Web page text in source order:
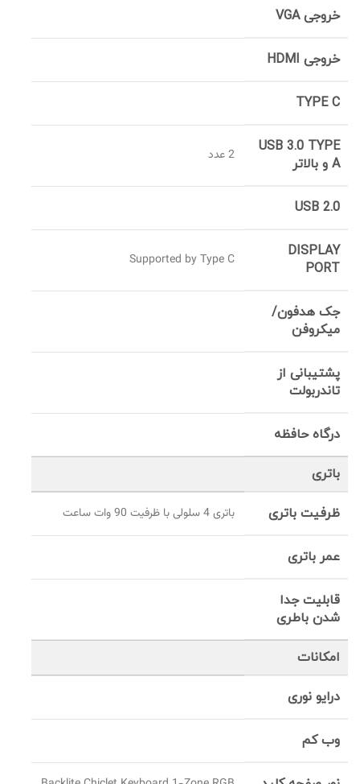
خروجی VGA
خروجی HDMI
TYPE C
USB 3.0 TYPE
A و بالاتر
2 عدد
USB 2.0
DISPLAY
PORT
Supported by Type C
جک هدفون/
میکروفن
پشتیبانی از
تاندربولت
درگاه حافظه
باتری
ظرفیت باتری باتری 4 سلولی با ظرفیت 90 وات‌ ساعت
عمر باتری
قابلیت جدا
شدن باطری
امکانات
درایو نوری
وب کم